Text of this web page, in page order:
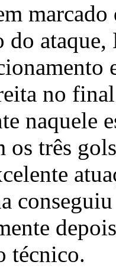
marcado
do
no
naquele
os três
técnico.